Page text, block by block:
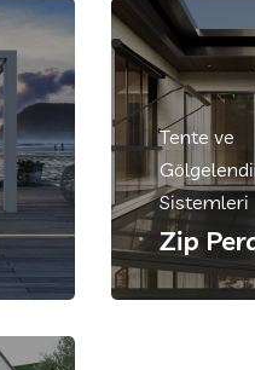
Zip
Tente ve
Sistemleri